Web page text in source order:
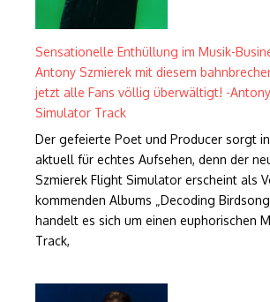
Sensationelle Enthüllung im Musik-
Antony Szmierek mit diesem
jetzt alle Fans völlig überwältigt! -
Simulator Track
Der gefeierte Poet und Producer sorgt
aktuell für echtes Aufsehen, denn der
Szmierek Flight Simulator erscheint als
kommenden Albums „Decoding
handelt es sich um einen euphorischen
Track,